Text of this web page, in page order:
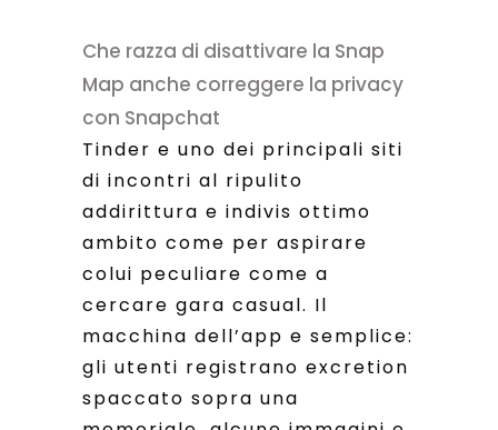
Che razza di disattivare la Snap
Map anche correggere la privacy
con Snapchat
Tinder e uno dei principali siti
di incontri al ripulito
addirittura e indivis ottimo
ambito come per aspirare
colui peculiare come a
cercare gara casual. Il
macchina dell’app e semplice:
gli utenti registrano excretion
spaccato sopra una